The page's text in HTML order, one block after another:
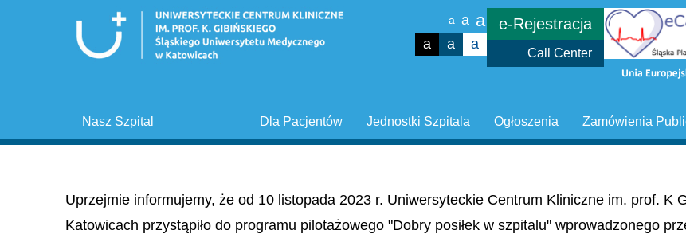
a a a
a a a
e-Rejestracja
Call Center
Zamówienia
Ogłoszenia
Jednostki Szpitala
Dla Pacjentów
Nasz Szpital
Uprzejmie informujemy, że od 10 listopada 2023 r. Uniwersyteckie Centrum Kliniczne im. prof. K
Katowicach przystąpiło do programu pilotażowego "Dobry posiłek w szpitalu" wprowadzonego